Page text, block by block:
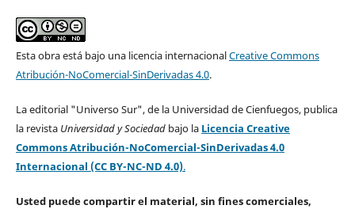
Esta obra está bajo una licencia internacionalCreative Commons
Atribución-NoComercial-SinDerivadas 4.0.
La editorial "Universo Sur", de la Universidad de Cienfuegos, publica
la revista Universidad y Sociedad bajo la Licencia Creative
Commons Atribución-NoComercial-SinDerivadas 4.0
Internacional (CC BY-NC-ND 4.0).
Usted puede compartir el material, sin fines comerciales,